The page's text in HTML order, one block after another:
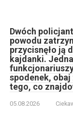
Dwóch
powodu
przycisnęło ją
kajdanki.
spodenek,
tego, co
05.08.2026